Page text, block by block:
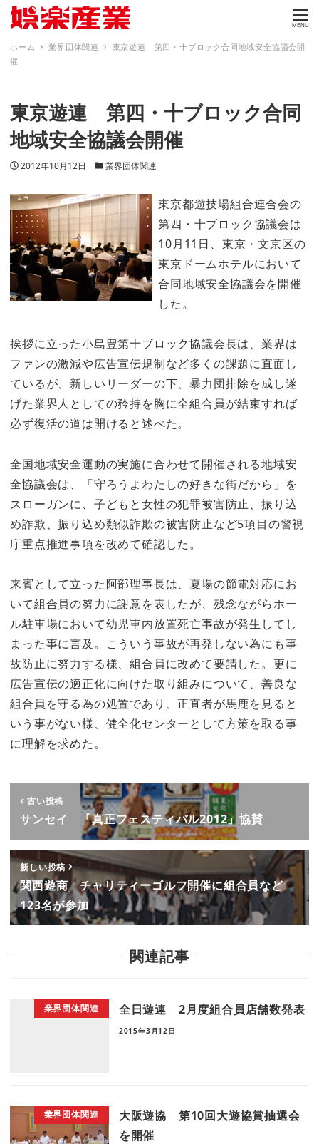
MENU
ホーム 業界団体関連
東京遊連 第四・十ブロック合同地域安全協議会開
催
東京遊連 第四・十ブロック合同
地域安全協議会開催
投稿日
2012年10月12日 カテゴリー
業界団体関連
東京都遊技場組合連合会の
第四・十ブロック協議会は
10月11日、東京・文京区の
東京ドームホテルにおいて
合同地域安全協議会を開催
した。
挨拶に立った小島豊第十ブロック協議会長は、業界は
ファンの激減や広告宣伝規制など多くの課題に直面し
ているが、新しいリーダーの下、暴力団排除を成し遂
げた業界人としての矜持を胸に全組合員が結束すれば
必ず復活の道は開けると述べた。
全国地域安全運動の実施に合わせて開催される地域安
全協議会は、「守ろうよわたしの好きな街だから」を
スローガンに、子どもと女性の犯罪被害防止、振り込
め詐欺、振り込め類似詐欺の被害防止など5項目の警視
庁重点推進事項を改めて確認した。
来賓として立った阿部理事長は、夏場の節電対応にお
いて組合員の努力に謝意を表したが、残念ながらホー
ル駐車場において幼児車内放置死亡事故が発生してし
まった事に言及。こういう事故が再発しない為にも事
故防止に努力する様、組合員に改めて要請した。更に
広告宣伝の適正化に向けた取り組みについて、善良な
組合員を守る為の処置であり、正直者が馬鹿を見ると
いう事がない様、健全化センターとして方策を取る事
に理解を求めた。
古い投稿
サンセイ 「真正フェスティバル2012」協賛
新しい投稿
関西遊商 チャリティーゴルフ開催に組合員など
123名が参加
関連記事
業界団体関連 全日遊連 2月度組合員店舗数発表
2015年3月12日
業界団体関連
大阪遊協 第10回大遊協賞抽選会
を開催